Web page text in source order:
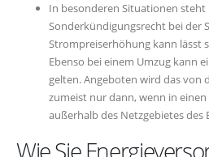
In besonderen Situationen steht
Sonderkündigungsrecht bei der
Strompreiserhöhung kann lässt
Ebenso bei einem Umzug kann
gelten. Angeboten wird das von
zumeist nur dann, wenn in
außerhalb des Netzgebietes des
Wie Sie